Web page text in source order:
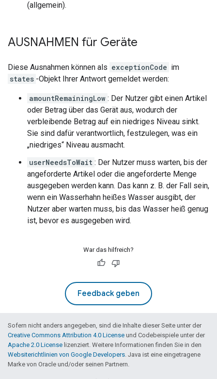
(allgemein).
AUSNAHMEN für Geräte
Diese Ausnahmen können als exceptionCode im
states -Objekt Ihrer Antwort gemeldet werden:
amountRemainingLow : Der Nutzer gibt einen Artikel
oder Betrag über das Gerät aus, wodurch der
verbleibende Betrag auf ein niedriges Niveau sinkt.
Sie sind dafür verantwortlich, festzulegen, was ein
„niedriges“ Niveau ausmacht.
userNeedsToWait : Der Nutzer muss warten, bis der
angeforderte Artikel oder die angeforderte Menge
ausgegeben werden kann. Das kann z. B. der Fall sein,
wenn ein Wasserhahn heißes Wasser ausgibt, der
Nutzer aber warten muss, bis das Wasser heiß genug
ist, bevor es ausgegeben wird.
War das hilfreich?
Feedback geben
Sofern nicht anders angegeben, sind die Inhalte dieser Seite unter der
Creative Commons Attribution 4.0 License und Codebeispiele unter der
Apache 2.0 License lizenziert. Weitere Informationen finden Sie in den
Websiterichtlinien von Google Developers. Java ist eine eingetragene
Marke von Oracle und/oder seinen Partnern.